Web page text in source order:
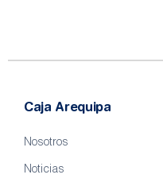
Caja Arequipa
Nosotros
Noticias